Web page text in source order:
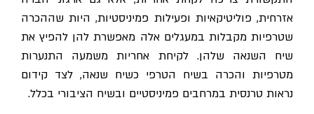
אזרחית, פוליטיקאיות ופעילות פמיניסטיות, היות שההכרה
שטרפיות מקבלות במעגלים אלה מאפשרת להן להפיץ את
שיח השנאה שלהן. לקיחת אחריות משמעה התנערות
מטרפיות והכרה בשיח הטרפי כשיח שנאה, לצד קידום
נראות טרנסית במרחבים פמיניסטיים ובשיח הציבורי בכלל.